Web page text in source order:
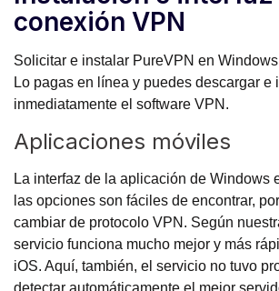
conexión VPN
Solicitar e instalar PureVPN en
Lo pagas en línea y puedes descargar e
inmediatamente el software VPN.
Aplicaciones móviles
La interfaz de la aplicación de Windows
las opciones son fáciles de encontrar,
cambiar de protocolo VPN. Según
servicio funciona mucho mejor y más
iOS. Aquí, también, el servicio no tuvo